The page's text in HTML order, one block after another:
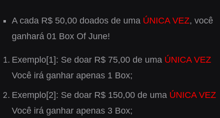
A cada R$ 50,00 doados de uma ÚNICA VEZ, você
ganhará 01 Box Of June!
Exemplo[1]: Se doar R$ 75,00 de uma ÚNICA VEZ
Você irá ganhar apenas 1 Box;
Exemplo[2]: Se doar R$ 150,00 de uma ÚNICA VEZ
Você irá ganhar apenas 3 Box;